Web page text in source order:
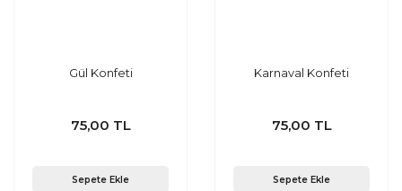
Gül Konfeti
75,00 TL
Sepete Ekle
Karnaval Konfeti
75,00 TL
Sepete Ekle